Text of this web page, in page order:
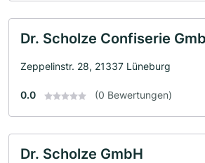
Dr. Scholze Confiserie
Zeppelinstr. 28, 21337 Lüneburg
0.0 (0 Bewertungen)
Dr. Scholze GmbH